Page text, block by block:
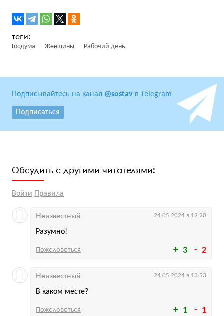
Госдума Женщины Рабочий день
Подписывайтесь на канал @sostav в Telegram
Подписаться
Обсудить с другими читателями:
Войти Правила
3 2
Разумно!
Неизвестный 24.05.2024 в 12:20
Пожаловаться
1 1
В каком месте?
Неизвестный 24.05.2024 в 13:53
Пожаловаться